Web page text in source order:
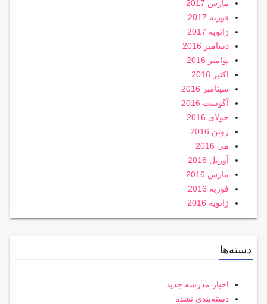
مارس 2017
فوریه 2017
ژانویه 2017
دسامبر 2016
نوامبر 2016
اکتبر 2016
سپتامبر 2016
آگوست 2016
جولای 2016
ژوئن 2016
می 2016
آوریل 2016
مارس 2016
فوریه 2016
ژانویه 2016
دسته‌ها
اخبار مدرسه جدید
دسته‌بندی نشده